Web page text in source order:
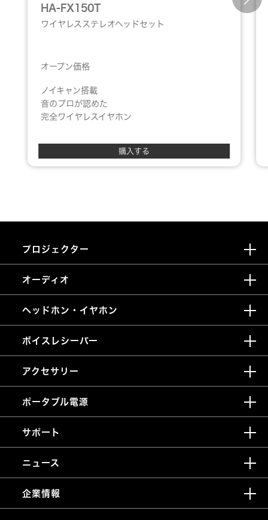
HA-FX150T
ワイヤレスステレオヘッドセット
オープン価格
ノイキャン搭載
音のプロが認めた
完全ワイヤレスイヤホン
購入する
プロジェクター
オーディオ
ヘッドホン・イヤホン
ボイスレシーバー
アクセサリー
ポータブル電源
サポート
ニュース
企業情報